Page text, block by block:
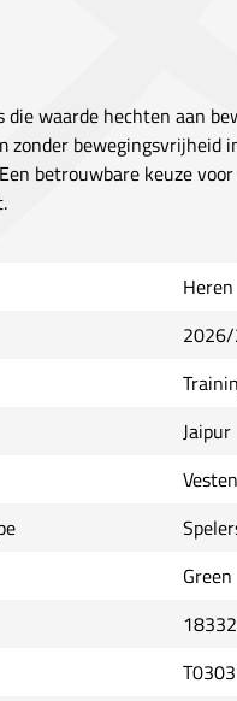
waarde hechten aan
zonder bewegingsvrijheid
betrouwbare keuze
Heren
Jaipur
Vesten
Green